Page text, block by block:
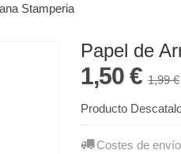
Stamperia
Papel de
1,50 €1,99 €
Producto
Costes de envío